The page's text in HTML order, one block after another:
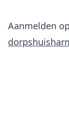
Aanmelden